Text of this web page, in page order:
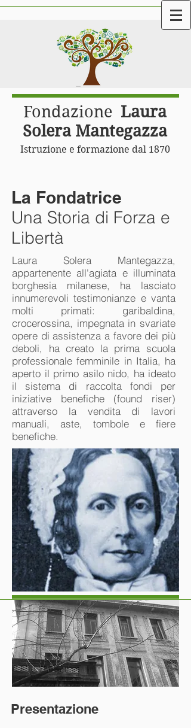
Fondazione Laura
Solera Mantegazza
Istruzione e formazione dal 1870
La Fondatrice
Una Storia di Forza e
Libertà
Laura Solera Mantegazza,
appartenente all'agiata e illuminata
borghesia milanese, ha lasciato
innumerevoli testimonianze e vanta
molti primati: garibaldina,
crocerossina, impegnata in svariate
opere di assistenza a favore dei più
deboli, ha creato la prima scuola
professionale femminile in Italia, ha
aperto il primo asilo nido, ha ideato
il sistema di raccolta fondi per
iniziative benefiche (found riser)
attraverso la vendita di lavori
manuali, aste, tombole e fiere
benefiche.
Presentazione